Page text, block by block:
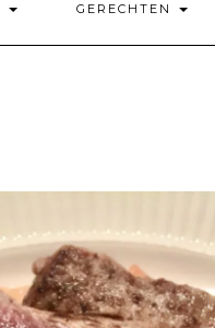
GERECHTEN